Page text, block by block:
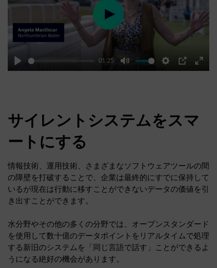
Play
01:25
Mute Settings
PIP
Enter
Play
サイレントシステムをスマ
ートにする
情報技術、運用技術、さまざまなソフトウェアツールの間
の障壁を打破することで、企業は最終的にすでに保持して
いるが現在は行動に移すことができないデータの価値を引
き出すことができます。
水分野やその他の多くの分野では、オープンスタンダード
を使用して数十億のデータポイントをリアルタイムで処理
する新旧のシステムを「同じ言語で話す」ことができるよ
うになる絶好の機会があります。